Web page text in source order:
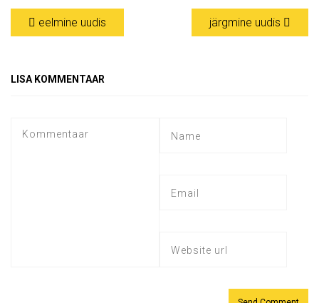
eelmine uudis järgmine uudis
LISA KOMMENTAAR